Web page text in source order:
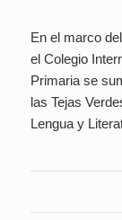
En el marco
el Colegio
Primaria se
las Tejas
Lengua y